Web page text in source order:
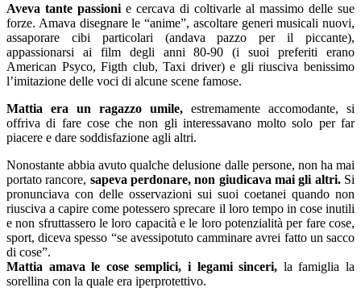
Aveva tante passioni e cercava di coltivarle al massimo delle sue
forze. Amava disegnare le “anime”, ascoltare generi musicali nuovi,
assaporare cibi particolari (andava pazzo per il piccante),
appassionarsi ai film degli anni 80-90 (i suoi preferiti erano
American Psyco, Figth club, Taxi driver) e gli riusciva benissimo
l’imitazione delle voci di alcune scene famose.
Mattia era un ragazzo umile, estremamente accomodante, si
offriva di fare cose che non gli interessavano molto solo per far
piacere e dare soddisfazione agli altri.
Nonostante abbia avuto qualche delusione dalle persone, non ha mai
portato rancore, sapeva perdonare, non giudicava mai gli altri.Si
pronunciava con delle osservazioni sui suoi coetanei quando non
riusciva a capire come potessero sprecare il loro tempo in cose inutili
e non sfruttassero le loro capacità e le loro potenzialità per fare cose,
sport, diceva spesso “se avessipotuto camminare avrei fatto un sacco
di cose”.
Mattia amava le cose semplici, i legami sinceri, la famiglia la
sorellina con la quale era iperprotettivo.